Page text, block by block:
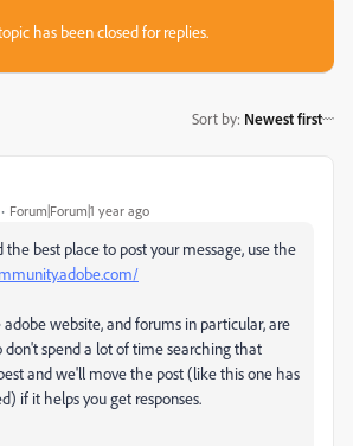
has been closed for replies.
Sort by: Newest first
Forum|Forum|1 year ago
best place to post your message, use the
adobe website, and forums in particular, are
don't spend a lot of time searching that
and we'll move the post (like this one has
if it helps you get responses.